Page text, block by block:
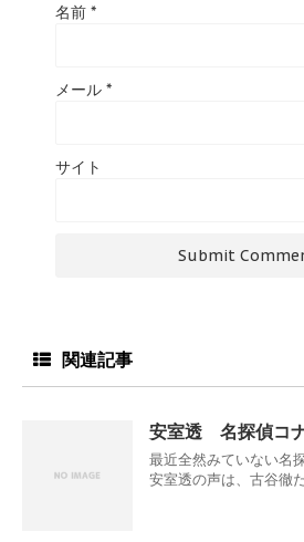
名前 *
メール *
サイト
関連記事
安室透 名探偵コ
最近全然みていない名
安室透の声は、古谷徹